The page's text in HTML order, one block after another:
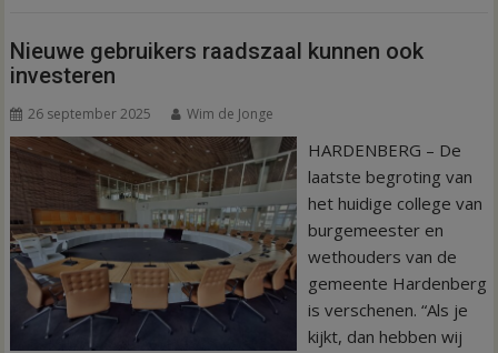
Nieuwe gebruikers raadszaal kunnen ook
investeren
26 september 2025 Wim de Jonge
HARDENBERG – De
laatste begroting van
het huidige college van
burgemeester en
wethouders van de
gemeente Hardenberg
is verschenen. “Als je
kijkt, dan hebben wij